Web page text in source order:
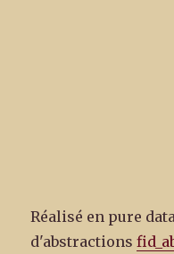
Réalisé en pure
d'abstractions